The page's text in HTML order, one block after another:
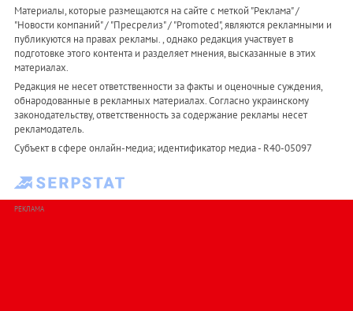
Материалы, которые размещаются на сайте с меткой "Реклама" /
"Новости компаний" / "Пресрелиз" / "Promoted", являются рекламными и
публикуются на правах рекламы. , однако редакция участвует в
подготовке этого контента и разделяет мнения, высказанные в этих
материалах.
Редакция не несет ответственности за факты и оценочные суждения,
обнародованные в рекламных материалах. Согласно украинскому
законодательству, ответственность за содержание рекламы несет
рекламодатель.
Субъект в сфере онлайн-медиа; идентификатор медиа - R40-05097
РЕКЛАМА